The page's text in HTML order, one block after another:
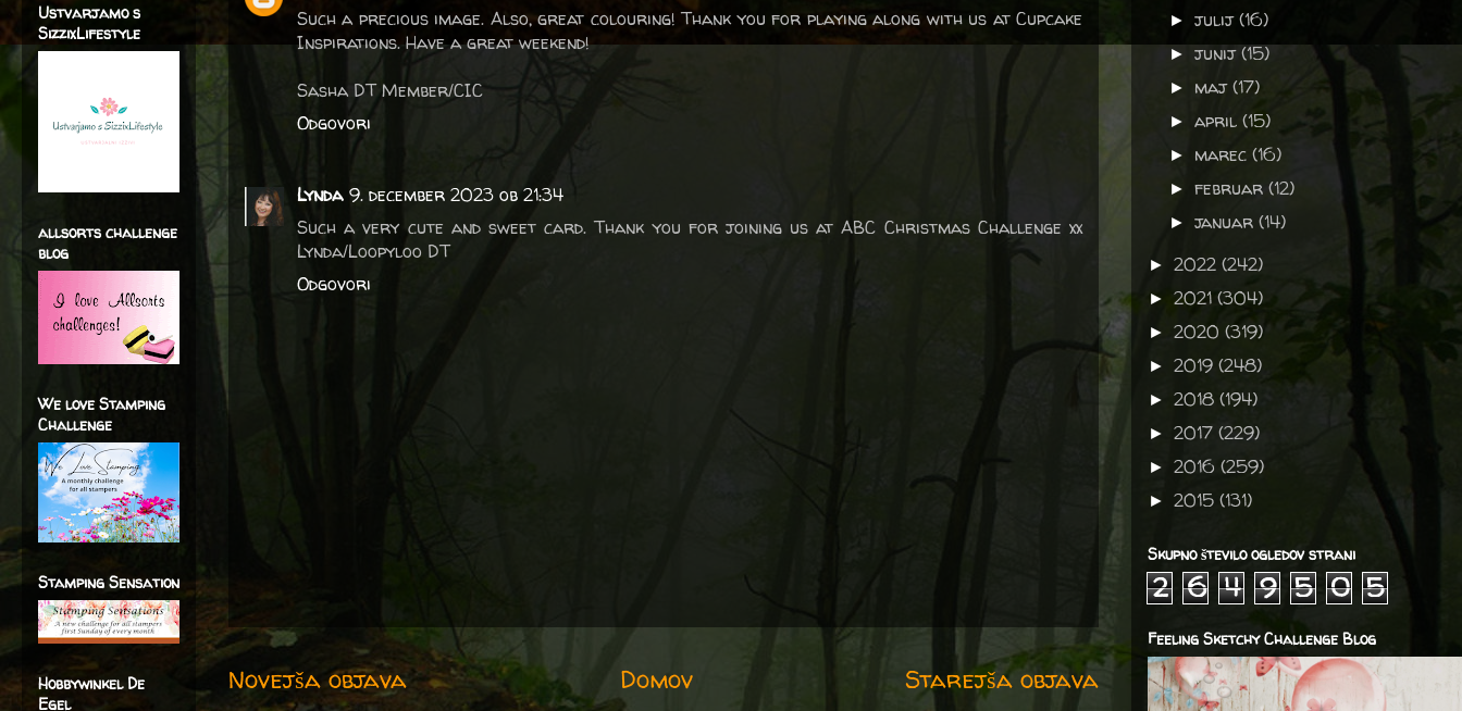
Such a precious image. Also, great colouring! Thank you for playing along with us at Cupcake
Inspirations. Have a great weekend!
Sasha DT Member/CIC
Odgovori
Lynda 9. december 2023 ob 21:34
Such a very cute and sweet card. Thank you for joining us at ABC Christmas Challenge xx
Lynda/Loopyloo DT
Odgovori
Novejša objava Starejša objava
Domov
Ustvarjamo s
SizzixLifestyle
allsorts challenge
blog
We love Stamping
Challenge
Stamping Sensation
Hobbywinkel De
Egel
►julij(16)
►junij(15)
► maj(17)
►april(15)
► marec(16)
►februar(12)
►januar(14)
► 2022 (242)
► 2021 (304)
► 2020 (319)
► 2019 (248)
► 2018 (194)
► 2017 (229)
► 2016 (259)
► 2015 (131)
Skupno število ogledov strani
2 6 4 9 5 0 5
Feeling Sketchy Challenge Blog